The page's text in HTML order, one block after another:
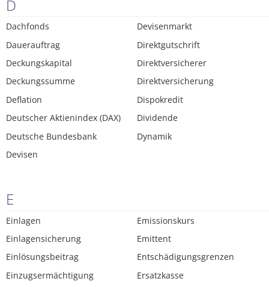
D
Dachfonds
Dauerauftrag
Deckungskapital
Deckungssumme
Deflation
Deutscher Aktienindex (DAX)
Deutsche Bundesbank
Devisen
Devisenmarkt
Direktgutschrift
Direktversicherer
Direktversicherung
Dispokredit
Dividende
Dynamik
E
Einlagen
Einlagensicherung
Einlösungsbeitrag
Einzugsermächtigung
Emissionskurs
Emittent
Entschädigungsgrenzen
Ersatzkasse